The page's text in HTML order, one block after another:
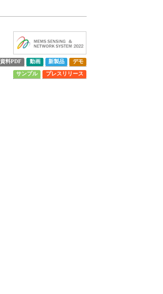
資料PDF 動画 新製品 デモ
サンプル プレスリリース